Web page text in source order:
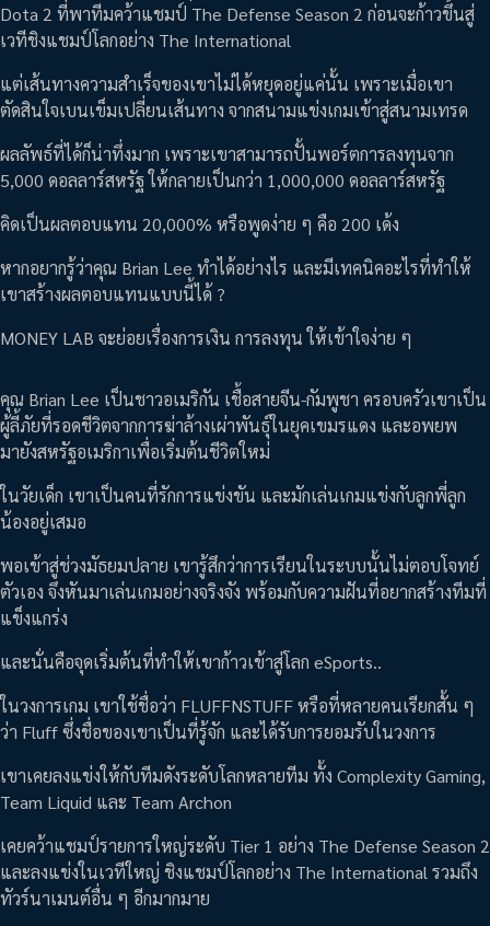
Dota 2 ที่พาทีมคว้าแชมป์ The Defense Season 2 ก่อนจะก้าวขึ้นสู่
เวทีชิงแชมป์โลกอย่าง The International
แต่เส้นทางความสำเร็จของเขาไม่ได้หยุดอยู่แค่นั้น เพราะเมื่อเขา
ตัดสินใจเบนเข็มเปลี่ยนเส้นทาง จากสนามแข่งเกมเข้าสู่สนามเทรด
ผลลัพธ์ที่ได้ก็น่าทึ่งมาก เพราะเขาสามารถปั้นพอร์ตการลงทุนจาก
5,000 ดอลลาร์สหรัฐ ให้กลายเป็นกว่า 1,000,000 ดอลลาร์สหรัฐ
คิดเป็นผลตอบแทน 20,000% หรือพูดง่าย ๆ คือ 200 เด้ง
หากอยากรู้ว่าคุณ Brian Lee ทำได้อย่างไร และมีเทคนิคอะไรที่ทำให้
เขาสร้างผลตอบแทนแบบนี้ได้ ?
MONEY LAB จะย่อยเรื่องการเงิน การลงทุน ให้เข้าใจง่าย ๆ
คุณ Brian Lee เป็นชาวอเมริกัน เชื้อสายจีน-กัมพูชา ครอบครัวเขาเป็น
ผู้ลี้ภัยที่รอดชีวิตจากการฆ่าล้างเผ่าพันธุ์ในยุคเขมรแดง และอพยพ
มายังสหรัฐอเมริกาเพื่อเริ่มต้นชีวิตใหม่
ในวัยเด็ก เขาเป็นคนที่รักการแข่งขัน และมักเล่นเกมแข่งกับลูกพี่ลูก
น้องอยู่เสมอ
พอเข้าสู่ช่วงมัธยมปลาย เขารู้สึกว่าการเรียนในระบบนั้นไม่ตอบโจทย์
ตัวเอง จึงหันมาเล่นเกมอย่างจริงจัง พร้อมกับความฝันที่อยากสร้างทีมที่
แข็งแกร่ง
และนั่นคือจุดเริ่มต้นที่ทำให้เขาก้าวเข้าสู่โลก eSports..
ในวงการเกม เขาใช้ชื่อว่า FLUFFNSTUFF หรือที่หลายคนเรียกสั้น ๆ
ว่า Fluff ซึ่งชื่อของเขาเป็นที่รู้จัก และได้รับการยอมรับในวงการ
เขาเคยลงแข่งให้กับทีมดังระดับโลกหลายทีม ทั้ง Complexity Gaming,
Team Liquid และ Team Archon
เคยคว้าแชมป์รายการใหญ่ระดับ Tier 1 อย่าง The Defense Season 2
และลงแข่งในเวทีใหญ่ ชิงแชมป์โลกอย่าง The International รวมถึง
ทัวร์นาเมนต์อื่น ๆ อีกมากมาย